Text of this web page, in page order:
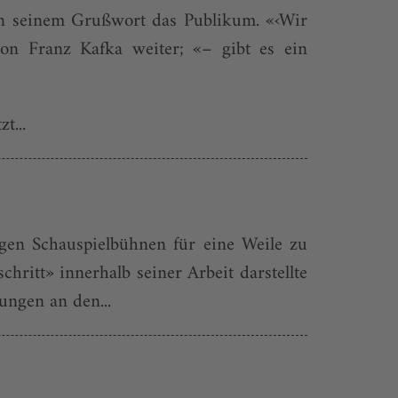
Grußwort das Publikum. «‹Wir
Franz Kafka weiter; «– gibt es ein
Schauspielbühnen für eine Weile zu
innerhalb seiner Arbeit darstellte
an den...